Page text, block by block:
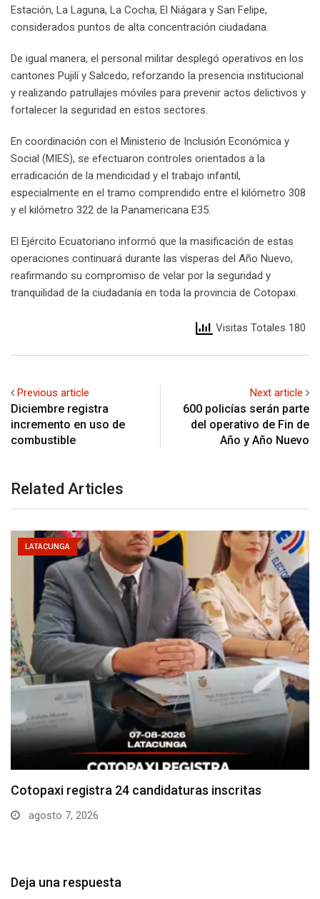
Estación, La Laguna, La Cocha, El Niágara y San Felipe,
considerados puntos de alta concentración ciudadana.
De igual manera, el personal militar desplegó operativos en los
cantones Pujilí y Salcedo, reforzando la presencia institucional
y realizando patrullajes móviles para prevenir actos delictivos y
fortalecer la seguridad en estos sectores.
En coordinación con el Ministerio de Inclusión Económica y
Social (MIES), se efectuaron controles orientados a la
erradicación de la mendicidad y el trabajo infantil,
especialmente en el tramo comprendido entre el kilómetro 308
y el kilómetro 322 de la Panamericana E35.
El Ejército Ecuatoriano informó que la masificación de estas
operaciones continuará durante las vísperas del Año Nuevo,
reafirmando su compromiso de velar por la seguridad y
tranquilidad de la ciudadanía en toda la provincia de Cotopaxi.
Visitas Totales 180
Previous article
Diciembre registra
incremento en uso de
combustible
Next article
600 policías serán parte
del operativo de Fin de
Año y Año Nuevo
Related Articles
LATACUNGA
Parque Nacional Cotopaxi espera alta afluencia de
visitantes…
Deja una respuesta